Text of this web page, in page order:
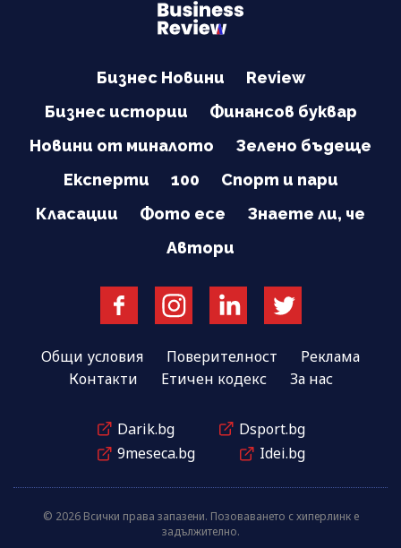
Бизнес Новини
Review
Бизнес истории
Финансов буквар
Новини от миналото
Зелено бъдеще
Експерти
100
Спорт и пари
Класации
Фото есе
Знаете ли, че
Автори
Общи условия Поверителност
Реклама
Контакти
Етичен кодекс За нас
Darik.bg
Dsport.bg
9meseca.bg
Idei.bg
© 2026 Всички права запазени. Позоваването с хиперлинк е
задължително.